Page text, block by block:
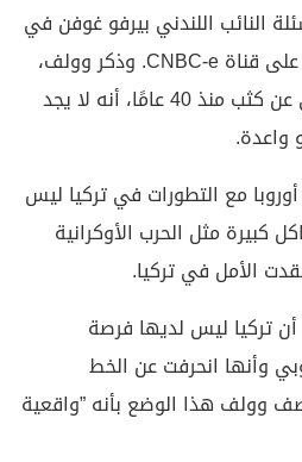
النائب اللندني بيرفو غوفن في
برنامج ”التوقعات العالمية“ على قناة CNBC-e. وذكر وولف،
الذي يتابع الاقتصاد التركي عن كثب منذ 40 عامًا، أنه لا يجد
واعدة.
مع التطورات في تركيا ليس
كبيرة مثل الحرب الأوكرانية
الأمل في تركيا.
تركيا ليس لديها فرصة
وأنها انحرفت عن الخط
وولف هذا الوضع بأنه ”واقعية